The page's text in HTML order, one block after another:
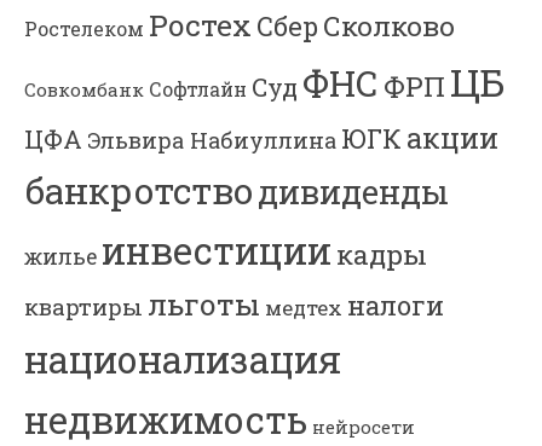
Ростелеком Ростех Сбер Сколково
Совкомбанк Софтлайн Суд ФНС ФРП ЦБ
ЦФА Эльвира Набиуллина ЮГК акции
банкротстводивиденды
жилье инвестиции кадры
квартиры льготы медтех налоги
национализация
недвижимость нейросети